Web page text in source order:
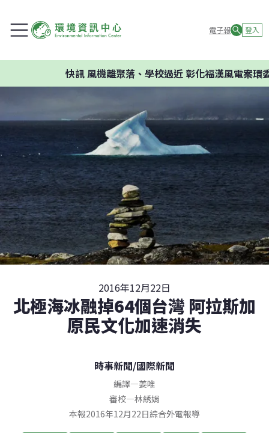
電子報 登入
快訊風機離聚落、學校過近 彰化福漢風電案環委建
2016年12月22日
北極海冰融掉64個台灣 阿拉斯加
原民文化加速消失
時事新聞/國際新聞
編譯—姜唯
審校—林綉娟
本報2016年12月22日綜合外電報導